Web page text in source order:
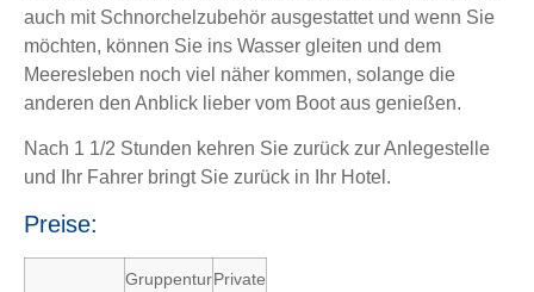
auch mit Schnorchelzubehör ausgestattet und wenn Sie
möchten, können Sie ins Wasser gleiten und dem
Meeresleben noch viel näher kommen, solange die
anderen den Anblick lieber vom Boot aus genießen.
Nach 1 1/2 Stunden kehren Sie zurück zur Anlegestelle
und Ihr Fahrer bringt Sie zurück in Ihr Hotel.
Preise:
GruppenturPrivate